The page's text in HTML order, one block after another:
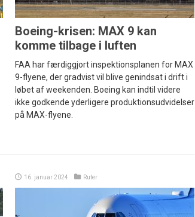
Boeing-krisen: MAX 9 kan
komme tilbage i luften
FAA har færdiggjort inspektionsplanen for MAX
9-flyene, der gradvist vil blive genindsat i drift i
løbet af weekenden. Boeing kan indtil videre
ikke godkende yderligere produktionsudvidelser
på MAX-flyene.
16. januar 2024 Ruter